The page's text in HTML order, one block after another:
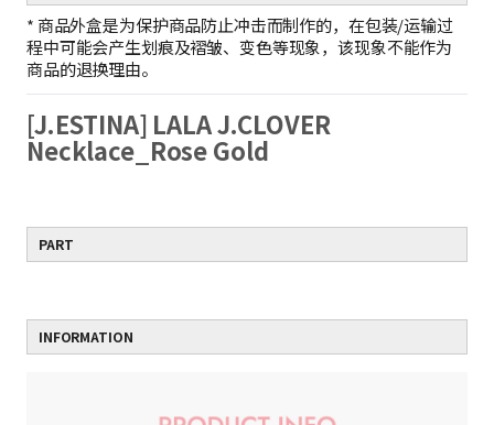
* 商品外盒是为保护商品防止冲击而制作的，在包装/运输过
程中可能会产生划痕及褶皱、变色等现象，该现象不能作为
商品的退换理由。
[J.ESTINA] LALA J.CLOVER
Necklace_Rose Gold
PART
INFORMATION